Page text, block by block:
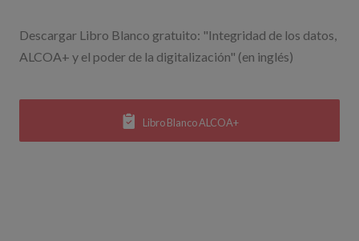
Descargar Libro Blanco gratuito: "Integridad de los datos,
ALCOA+ y el poder de la digitalización" (en inglés)
Libro Blanco ALCOA+